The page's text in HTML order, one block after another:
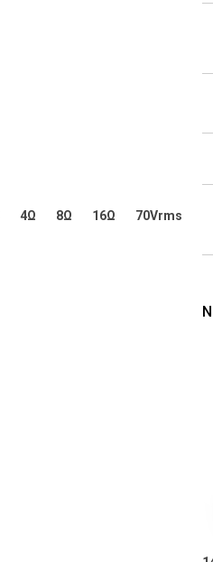
4Ω 8Ω 16Ω 70Vrms